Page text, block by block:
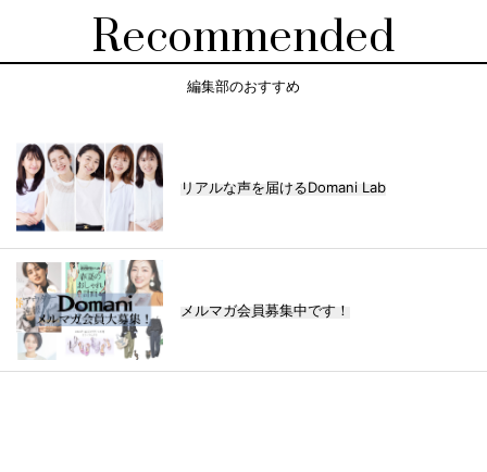
Recommended
編集部のおすすめ
リアルな声を届けるDomani Lab
メルマガ会員募集中です！